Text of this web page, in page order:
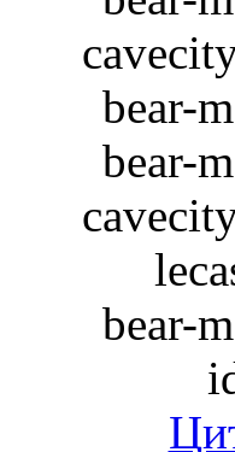
bear-
bear-
bear-